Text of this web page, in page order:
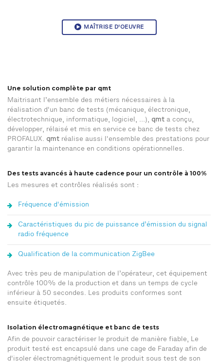
MAÎTRISE D'OEUVRE
Une solution complète par qmt
Maitrisant l’ensemble des métiers nécessaires à la
réalisation d'un banc de tests (mécanique, électronique,
électrotechnique, informatique, logiciel, ...), qmt a conçu,
développer, rélaisé et mis en service ce banc de tests chez
PROFALUX. qmt réalise aussi l'ensemble des prestations pour
garantir la maintenance en conditions opérationnelles.
Des tests avancés à haute cadence pour un contrôle à 100%
Les mesures et contrôles réalisés sont :
Fréquence d'émission
Caractéristiques du pic de puissance d’émission du signal
radio fréquence
Qualification de la communication ZigBee
Avec très peu de manipulation de l’opérateur, cet équipement
contrôle 100% de la production et dans un temps de cycle
inférieur à 50 secondes. Les produits conformes sont
ensuite étiquetés.
Isolation électromagnétique et banc de tests
Afin de pouvoir caractériser le produit de manière fiable, Le
produit testé est encapsulé dans une cage de Faraday afin de
d'isoler électromagnétiquement le produit sous test de son